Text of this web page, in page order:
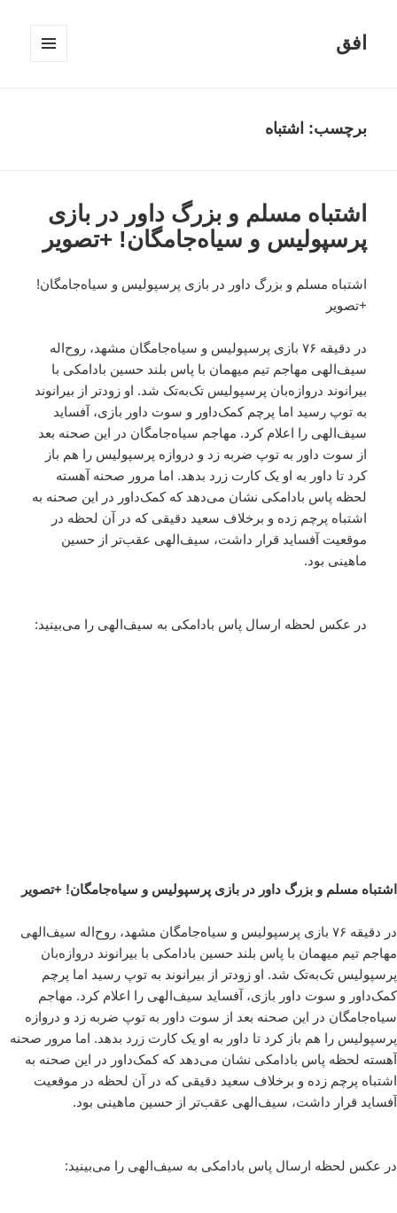
افق
برچسب: اشتباه
اشتباه مسلم و بزرگ داور در بازی
پرسپولیس و سیاه‌جامگان! +تصویر
اشتباه مسلم و بزرگ داور در بازی پرسپولیس و سیاه‌جامگان!
+تصویر
در دقیقه ۷۶ بازی پرسپولیس و سیاه‌جامگان مشهد، روح‌اله
سیف‌الهی مهاجم تیم میهمان با پاس بلند حسین بادامکی با
بیرانوند دروازه‌بان پرسپولیس تک‌به‌تک شد. او زودتر از بیرانوند
به توپ رسید اما پرچم کمک‌داور و سوت داور بازی، آفساید
سیف‌الهی را اعلام کرد. مهاجم سیاه‌جامگان در این صحنه بعد
از سوت داور به توپ ضربه زد و دروازه پرسپولیس را هم باز
کرد تا داور به او یک کارت زرد بدهد. اما مرور صحنه آهسته
لحظه پاس بادامکی نشان می‌دهد که کمک‌داور در این صحنه به
اشتباه پرچم زده و برخلاف سعید دقیقی که در آن لحظه در
موقعیت آفساید قرار داشت، سیف‌الهی عقب‌تر از حسین
ماهینی بود.
در عکس لحظه ارسال پاس بادامکی به سیف‌الهی را می‌بینید:
اشتباه مسلم و بزرگ داور در بازی پرسپولیس و سیاه‌جامگان! +تصویر
در دقیقه ۷۶ بازی پرسپولیس و سیاه‌جامگان مشهد، روح‌اله سیف‌الهی
مهاجم تیم میهمان با پاس بلند حسین بادامکی با بیرانوند دروازه‌بان
پرسپولیس تک‌به‌تک شد. او زودتر از بیرانوند به توپ رسید اما پرچم
کمک‌داور و سوت داور بازی، آفساید سیف‌الهی را اعلام کرد. مهاجم
سیاه‌جامگان در این صحنه بعد از سوت داور به توپ ضربه زد و دروازه
پرسپولیس را هم باز کرد تا داور به او یک کارت زرد بدهد. اما مرور صحنه
آهسته لحظه پاس بادامکی نشان می‌دهد که کمک‌داور در این صحنه به
اشتباه پرچم زده و برخلاف سعید دقیقی که در آن لحظه در موقعیت
آفساید قرار داشت، سیف‌الهی عقب‌تر از حسین ماهینی بود.
در عکس لحظه ارسال پاس بادامکی به سیف‌الهی را می‌بینید: